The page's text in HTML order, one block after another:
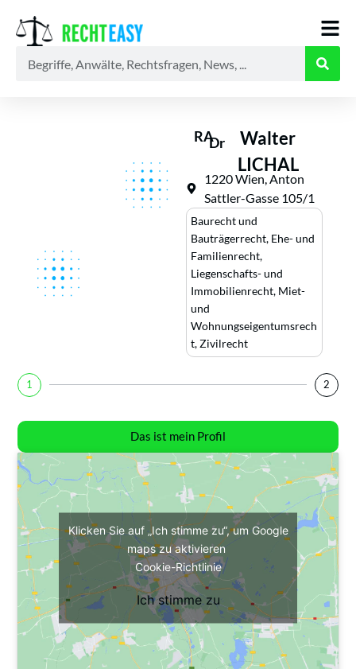
RADr
Walter
LICHAL
1220 Wien, Anton
Sattler-Gasse 105/1
Baurecht und
Bauträgerrecht, Ehe- und
Familienrecht,
Liegenschafts- und
Immobilienrecht, Miet-
und
Wohnungseigentumsrech
t,Zivilrecht
1 2
Das ist mein Profil
Klicken Sie auf „Ich stimme zu“, um Google
maps zu aktivieren
Cookie-Richtlinie
Ich stimme zu